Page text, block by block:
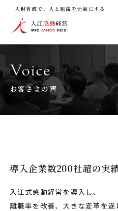
人財育成で、人と組織を元氣にする
Voice
お客さまの声
導入企業数200社超の実
入江式感動経営を導入し、
離職率を改善、大きな変革を